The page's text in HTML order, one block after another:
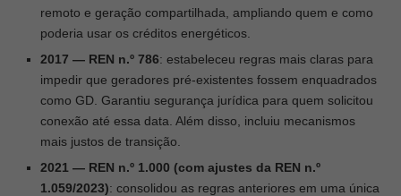
remoto e geração compartilhada, ampliando quem e como
poderia usar os créditos energéticos.
2017 — REN n.º 786: estabeleceu regras mais claras para
impedir que geradores pré-existentes fossem enquadrados
como GD. Garantiu segurança jurídica para quem solicitou
conexão até essa data. Além disso, incluiu mecanismos
mais justos de transição.
2021 — REN n.º 1.000 (com ajustes da REN n.º
1.059/2023): consolidou as regras anteriores em uma única